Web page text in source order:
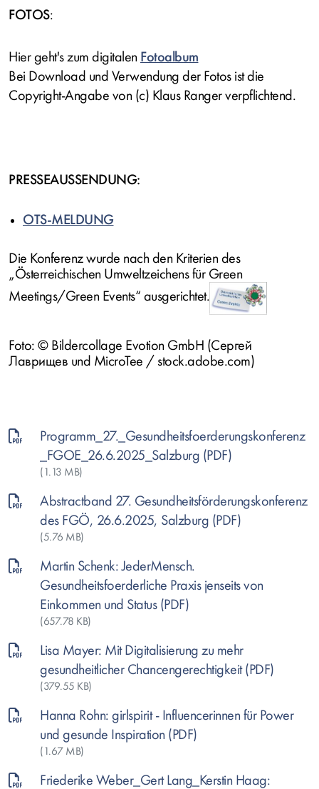
FOTOS:
Hier geht's zum digitalen Fotoalbum
Bei Download und Verwendung der Fotos ist die
Copyright-Angabe von (c) Klaus Ranger verpflichtend.
PRESSEAUSSENDUNG:
OTS-MELDUNG
Die Konferenz wurde nach den Kriterien des
„Österreichischen Umweltzeichens für Green
Meetings/Green Events“ ausgerichtet.
Foto: © Bildercollage Evotion GmbH (Сергей
Лаврищев und MicroTee / stock.adobe.com)
Programm_27._Gesundheitsfoerderungskonferenz
_FGOE_26.6.2025_Salzburg
(1.13 MB)
Abstractband 27. Gesundheitsförderungskonferenz
des FGÖ, 26.6.2025, Salzburg
(5.76 MB)
Martin Schenk: JederMensch.
Gesundheitsfoerderliche Praxis jenseits von
Einkommen und Status
(657.78 KB)
Lisa Mayer: Mit Digitalisierung zu mehr
gesundheitlicher Chancengerechtigkeit
(379.55 KB)
Hanna Rohn: girlspirit - Influencerinnen für Power
und gesunde Inspiration
(1.67 MB)
Friederike Weber_Gert Lang_Kerstin Haag: